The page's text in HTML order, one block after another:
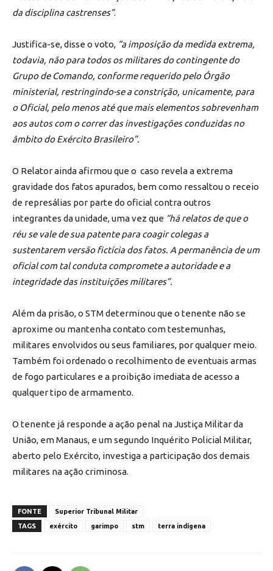
da disciplina castrenses”.
Justifica-se, disse o voto, “a imposição da medida extrema,
todavia, não para todos os militares do contingente do
Grupo de Comando, conforme requerido pelo Órgão
ministerial, restringindo-se a constrição, unicamente, para
o Oficial, pelo menos até que mais elementos sobrevenham
aos autos com o correr das investigações conduzidas no
âmbito do Exército Brasileiro”.
O Relator ainda afirmou que o caso revela a extrema
gravidade dos fatos apurados, bem como ressaltou o receio
de represálias por parte do oficial contra outros
integrantes da unidade, uma vez que “há relatos de que o
réu se vale de sua patente para coagir colegas a
sustentarem versão fictícia dos fatos. A permanência de um
oficial com tal conduta compromete a autoridade e a
integridade das instituições militares”.
Além da prisão, o STM determinou que o tenente não se
aproxime ou mantenha contato com testemunhas,
militares envolvidos ou seus familiares, por qualquer meio.
Também foi ordenado o recolhimento de eventuais armas
de fogo particulares e a proibição imediata de acesso a
qualquer tipo de armamento.
O tenente já responde a ação penal na Justiça Militar da
União, em Manaus, e um segundo Inquérito Policial Militar,
aberto pelo Exército, investiga a participação dos demais
militares na ação criminosa.
FONTE
Superior Tribunal Militar
TAGS
exército garimpo stm terra indígena